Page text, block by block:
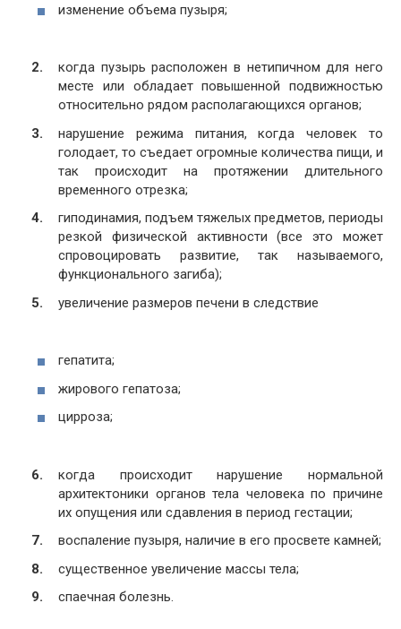
изменение объема пузыря;
когда пузырь расположен в нетипичном для него
месте или обладает повышенной подвижностью
относительно рядом располагающихся органов;
нарушение режима питания, когда человек то
голодает, то съедает огромные количества пищи, и
так происходит на протяжении длительного
временного отрезка;
гиподинамия, подъем тяжелых предметов, периоды
резкой физической активности (все это может
спровоцировать развитие, так называемого,
функционального загиба);
увеличение размеров печени в следствие
гепатита;
жирового гепатоза;
цирроза;
когда происходит нарушение нормальной
архитектоники органов тела человека по причине
их опущения или сдавления в период гестации;
воспаление пузыря, наличие в его просвете камней;
существенное увеличение массы тела;
спаечная болезнь.